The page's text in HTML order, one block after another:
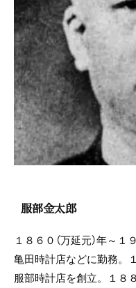
服部金太郎
１８６０（万延元）年～１
亀田時計店などに勤務。
服部時計店を創立。１８